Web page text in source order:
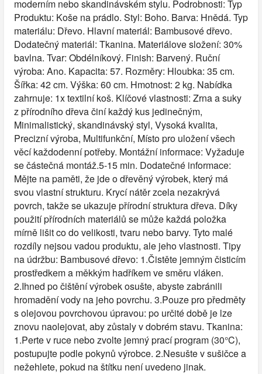
moderním nebo skandinávském stylu. Podrobnosti: Typ
Produktu: Koše na prádlo. Styl: Boho. Barva: Hnědá. Typ
materiálu: Dřevo. Hlavní materiál: Bambusové dřevo.
Dodatečný materiál: Tkanina. Materiálove složení: 30%
bavlna. Tvar: Obdélníkový. Finish: Barvený. Ruční
výroba: Ano. Kapacita: 57. Rozměry: Hloubka: 35 cm.
Šířka: 42 cm. Výška: 60 cm. Hmotnost: 2 kg. Nabídka
zahrnuje: 1x textilní koš. Klíčové vlastnosti: Zrna a suky
z přírodního dřeva činí každý kus jedinečným,
Minimalistický, skandinávský styl, Vysoká kvalita,
Precizní výroba, Multifunkční, Místo pro uložení všech
věcí každodenní potřeby. Montážní informace: Vyžaduje
se částečná montáž.5-15 min. Dodatečné informace:
Mějte na paměti, že jde o dřevěný výrobek, který má
svou vlastní strukturu. Krycí nátěr zcela nezakrývá
povrch, takže se ukazuje přírodní struktura dřeva. Díky
použití přírodních materiálů se může každá položka
mírně lišit co do velikosti, tvaru nebo barvy. Tyto malé
rozdíly nejsou vadou produktu, ale jeho vlastnosti. Tipy
na údržbu: Bambusové dřevo: 1.Čistěte jemným čisticím
prostředkem a měkkým hadříkem ve směru vláken.
2.Ihned po čištění výrobek osušte, abyste zabránili
hromadění vody na jeho povrchu. 3.Pouze pro předměty
s olejovou povrchovou úpravou: po určité době je lze
znovu naolejovat, aby zůstaly v dobrém stavu. Tkanina:
1.Perte v ruce nebo zvolte jemný prací program (30°C),
postupujte podle pokynů výrobce. 2.Nesušte v sušičce a
nežehlete, pokud na štítku není uvedeno jinak.